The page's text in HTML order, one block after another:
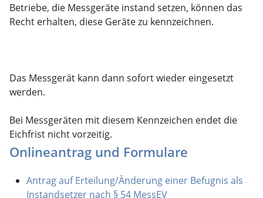
Betriebe, die Messgeräte instand setzen, können das
Recht erhalten, diese Geräte zu kennzeichnen.
Das Messgerät kann dann sofort wieder eingesetzt
werden.
Bei Messgeräten mit diesem Kennzeichen endet die
Eichfrist nicht vorzeitig.
Onlineantrag und Formulare
Antrag auf Erteilung/Änderung einer Befugnis als
Instandsetzer nach § 54 MessEV